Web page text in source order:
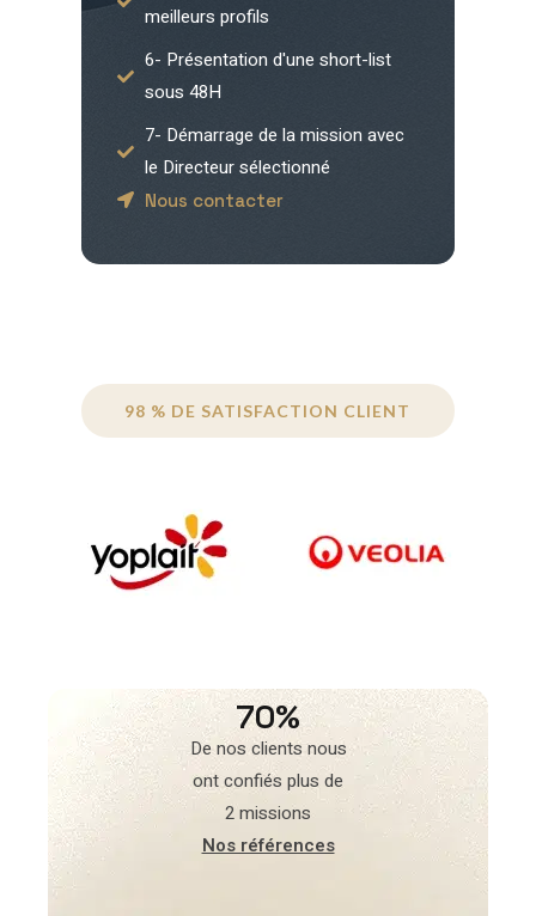
meilleurs profils
6- Présentation d'une short-list
sous 48H
7- Démarrage de la mission avec
le Directeur sélectionné
Nous contacter
98 % DE SATISFACTION CLIENT
70%
De nos clients nous
ont confiés plus de
2 missions
Nos références